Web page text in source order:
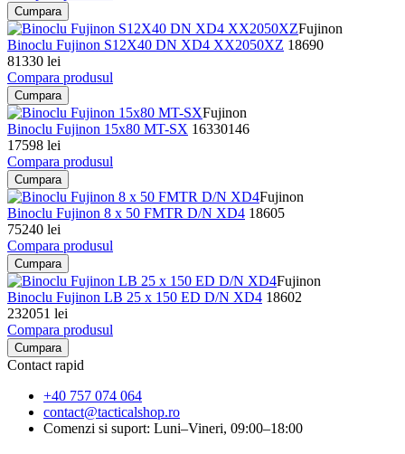
Cumpara
Fujinon
Binoclu Fujinon S12X40 DN XD4 XX2050XZ 18690
81330 lei
Compara produsul
Cumpara
Fujinon
Binoclu Fujinon 15x80 MT-SX 16330146
17598 lei
Compara produsul
Cumpara
Fujinon
Binoclu Fujinon 8 x 50 FMTR D/N XD4 18605
75240 lei
Compara produsul
Cumpara
Fujinon
Binoclu Fujinon LB 25 x 150 ED D/N XD4 18602
232051 lei
Compara produsul
Cumpara
Contact rapid
+40 757 074 064
contact@tacticalshop.ro
Comenzi si suport: Luni–Vineri, 09:00–18:00